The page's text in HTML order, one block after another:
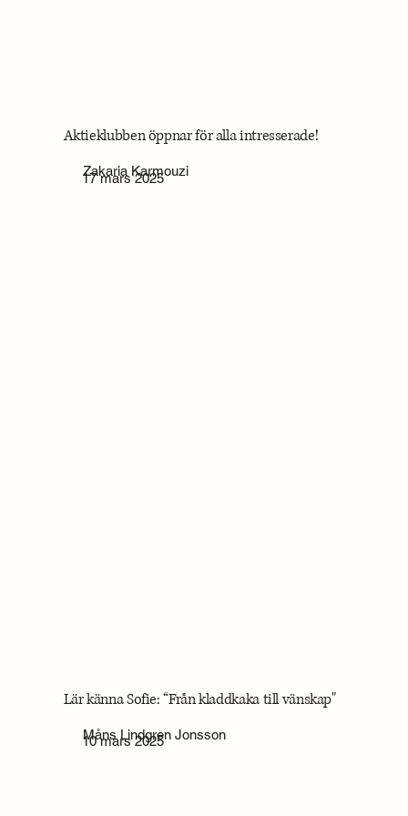
Aktieklubben öppnar för alla intresserade!
Zakaria Karmouzi
17 mars 2025
Lär känna Sofie: “Från kladdkaka till vänskap"
Måns Lindgren Jonsson
10 mars 2025